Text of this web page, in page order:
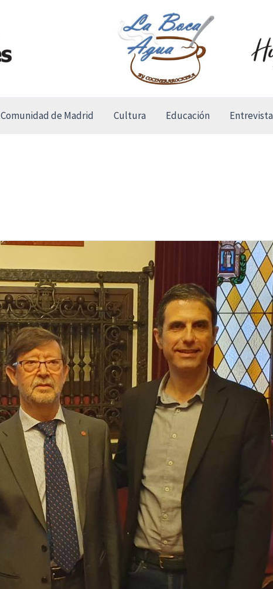
Comunidad de Madrid Cultura Educación